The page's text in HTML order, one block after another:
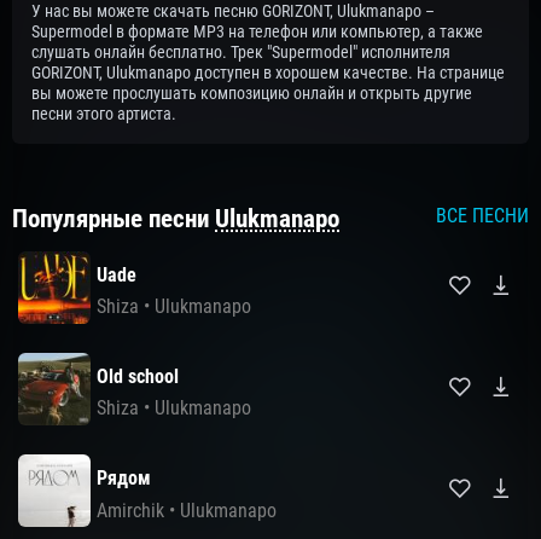
У нас вы можете скачать песню GORIZONT, Ulukmanapo –
Supermodel в формате MP3 на телефон или компьютер, а также
слушать онлайн бесплатно. Трек "Supermodel" исполнителя
GORIZONT, Ulukmanapo доступен в хорошем качестве. На странице
вы можете прослушать композицию онлайн и открыть другие
песни этого артиста.
Популярные песни Ulukmanapo ВСЕ ПЕСНИ
Uade
Shiza • Ulukmanapo
Old school
Shiza • Ulukmanapo
Рядом
Amirchik • Ulukmanapo